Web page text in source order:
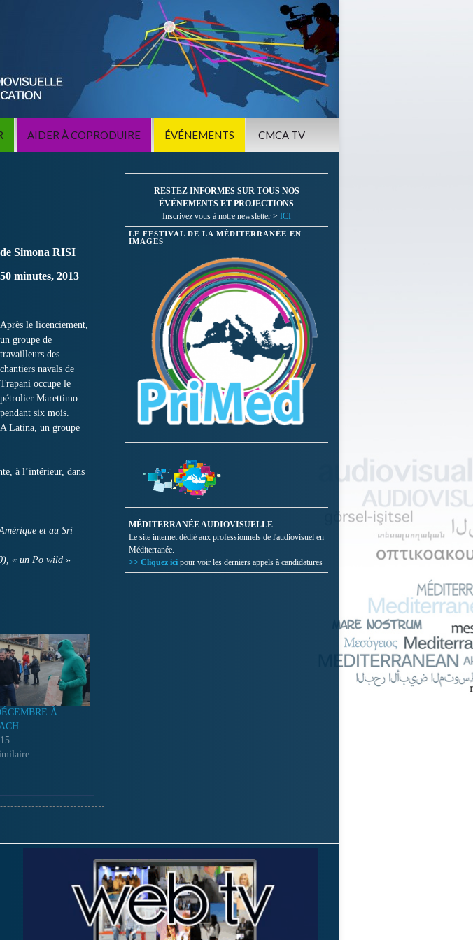
AIDER À COPRODUIRE ÉVÉNEMENTS CMCA TV
de Simona RISI
50 minutes, 2013
Après le licenciement,
un groupe de
travailleurs des
chantiers navals de
Trapani occupe le
pétrolier Marettimo
pendant six mois.
A Latina, un groupe
à l’intérieur, dans
et au Sri
« un Po wild »
À
RESTEZ INFORMES SUR TOUS NOS
ÉVÉNEMENTS ET PROJECTIONS
Inscrivez vous à notre newsletter > ICI
LE FESTIVAL DE LA MÉDITERRANÉE EN
IMAGES
MÉDITERRANÉE AUDIOVISUELLE
Le site internet dédié aux professionnels de l'audiovisuel en
Méditerranée.
>> Cliquez ici pour voir les derniers appels à candidatures